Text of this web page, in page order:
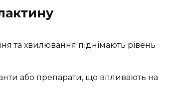
та хвилювання піднімають рівень
або препарати, що впливають на